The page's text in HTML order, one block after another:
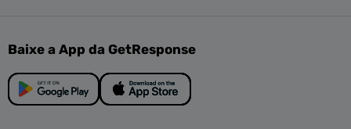
Baixe a App da GetResponse